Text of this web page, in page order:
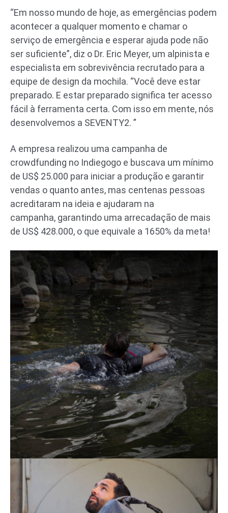
“Em nosso mundo de hoje, as emergências podem
acontecer a qualquer momento e chamar o
serviço de emergência e esperar ajuda pode não
ser suficiente”, diz o Dr. Eric Meyer, um alpinista e
especialista em sobrevivência recrutado para a
equipe de design da mochila. “Você deve estar
preparado. E estar preparado significa ter acesso
fácil à ferramenta certa. Com isso em mente, nós
desenvolvemos a SEVENTY2. ”
A empresa realizou uma campanha de
crowdfunding no Indiegogo e buscava um mínimo
de US$ 25.000 para iniciar a produção e garantir
vendas o quanto antes, mas centenas pessoas
acreditaram na ideia e ajudaram na
campanha, garantindo uma arrecadação de mais
de US$ 428.000, o que equivale a 1650% da meta!